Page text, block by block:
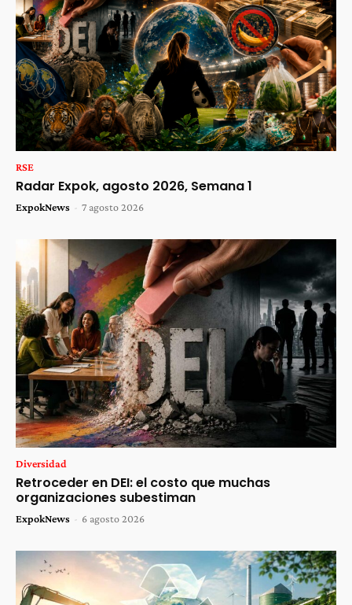
RSE
Radar Expok, agosto 2026, Semana 1
ExpokNews - 7 agosto 2026
Diversidad
Retroceder en DEI: el costo que muchas
organizaciones subestiman
ExpokNews - 6 agosto 2026